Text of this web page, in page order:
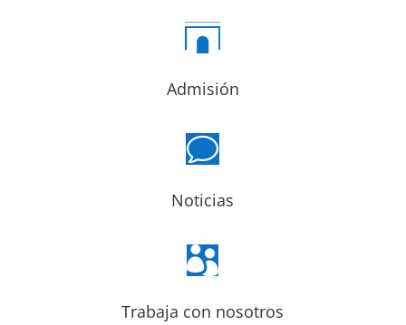

Admisión
v
Noticias

Trabaja con nosotros